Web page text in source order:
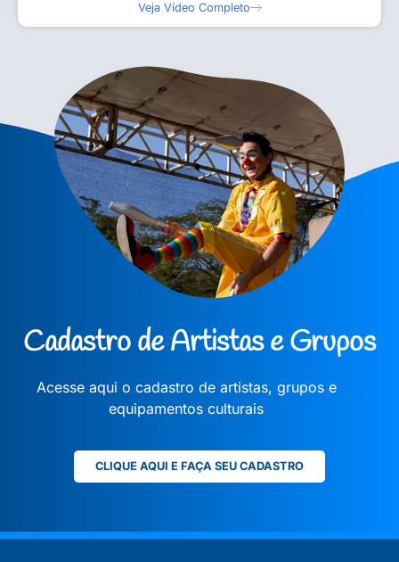
Veja Vídeo Completo
Cadastro de Artistas e Grupos
Acesse aqui o cadastro de artistas, grupos e
equipamentos culturais
CLIQUE AQUI E FAÇA SEU CADASTRO